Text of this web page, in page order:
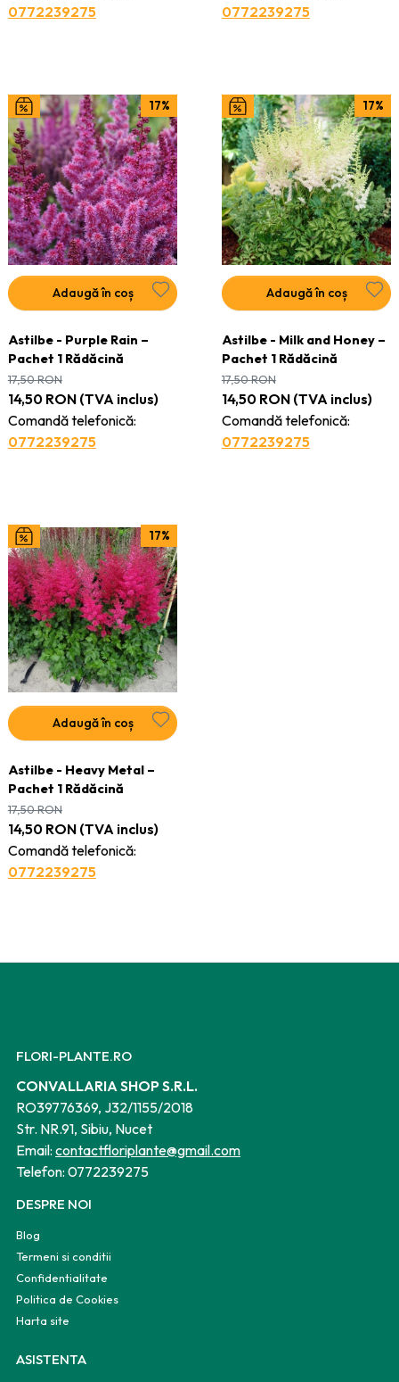
0772239275
0772239275
17%
Adaugă în coș
Astilbe - Purple Rain –
Pachet 1 Rădăcină
14,50 RON(TVA inclus)
Comandă telefonică:
0772239275
17,50RON
17%
Adaugă în coș
Astilbe - Milk and Honey –
Pachet 1 Rădăcină
14,50 RON(TVA inclus)
Comandă telefonică:
0772239275
17,50RON
17%
Adaugă în coș
Astilbe - Heavy Metal –
Pachet 1 Rădăcină
14,50 RON(TVA inclus)
Comandă telefonică:
0772239275
17,50RON
FLORI-PLANTE.RO
CONVALLARIA SHOP S.R.L.
RO39776369, J32/1155/2018
Str. NR.91, Sibiu, Nucet
Email: contactfloriplante@gmail.com
Telefon: 0772239275
DESPRE NOI
Blog
Termeni si conditii
Confidentialitate
Politica de Cookies
Harta site
ASISTENTA